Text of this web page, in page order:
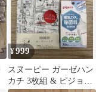
¥999
スヌーピー ガーゼハン
カチ 3枚組 & ピジョン